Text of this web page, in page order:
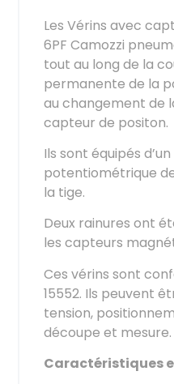
Les Vérins avec
6PF Camozzi
tout au long de la
permanente de la
au changement de
capteur de positon.
Ils sont équipés
potentiométrique
la tige.
Deux rainures ont
les capteurs
Ces vérins sont
15552. Ils peuvent
tension,
découpe et mesure.
Caractéristiques